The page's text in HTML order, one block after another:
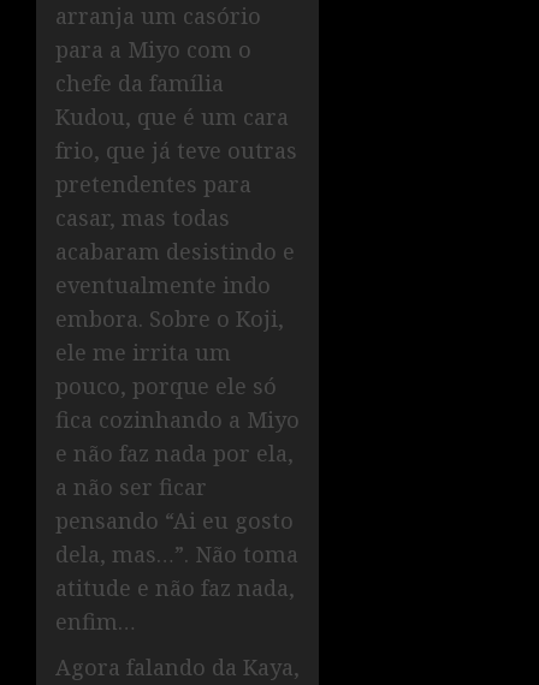
arranja um casório
para a Miyo com o
chefe da família
Kudou, que é um cara
frio, que já teve outras
pretendentes para
casar, mas todas
acabaram desistindo e
eventualmente indo
embora. Sobre o Koji,
ele me irrita um
pouco, porque ele só
fica cozinhando a Miyo
e não faz nada por ela,
a não ser ficar
pensando “Ai eu gosto
dela, mas…”. Não toma
atitude e não faz nada,
enfim…
Agora falando da Kaya,